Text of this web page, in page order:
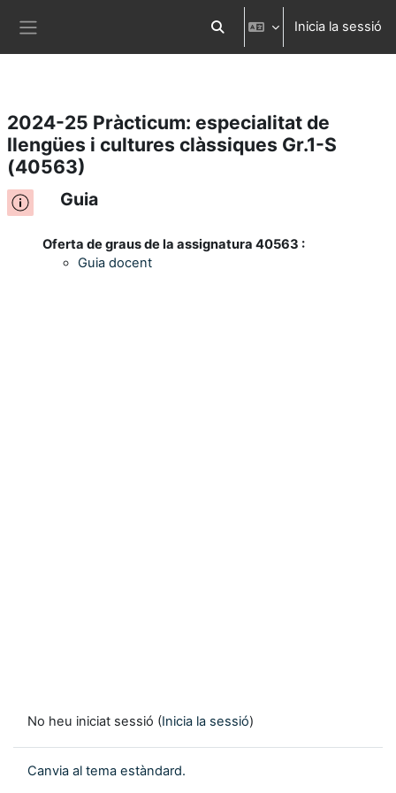
Ves al contingut principal Commuta l'entrada de la cerca
Inicia la sessió
2024-25 Pràcticum: especialitat de
llengües i cultures clàssiques Gr.1-S
(40563)
Guia
Oferta de graus de la assignatura 40563 :
Guia docent
No heu iniciat sessió (Inicia la sessió)
Canvia al tema estàndard.